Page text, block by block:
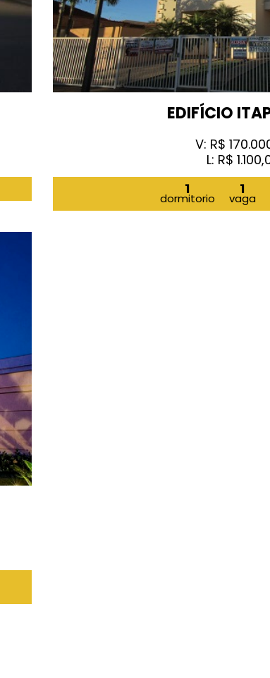
EDIFÍCIO
V: R$
L: R$
1
dormitorio
1
vaga